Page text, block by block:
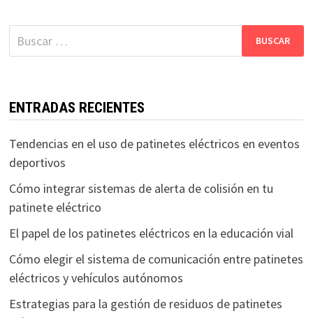
Buscar:
ENTRADAS RECIENTES
Tendencias en el uso de patinetes eléctricos en eventos
deportivos
Cómo integrar sistemas de alerta de colisión en tu
patinete eléctrico
El papel de los patinetes eléctricos en la educación vial
Cómo elegir el sistema de comunicación entre patinetes
eléctricos y vehículos autónomos
Estrategias para la gestión de residuos de patinetes